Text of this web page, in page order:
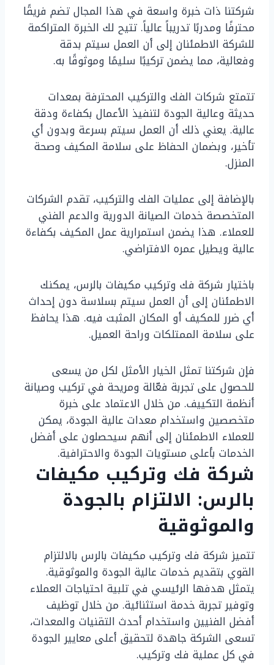
شركتنا ذات خبرة واسعة في هذا المجال تضم فريقًا
محترفًا ومدربًا تدريباً عالياً. تتيح لك الخبرة المتراكمة
للشركة الاطمئنان إلى أن العمل سيتم بدقة
وفعالية، مما يضمن تركيبًا سليمًا وموثوقًا به.
تتمتع شركات الفك والتركيب المحترفة بمعدات
حديثة وعالية الجودة لتنفيذ الأعمال بكفاءة ودقة
عالية. يعني ذلك أن العمل سيتم بسرعة وبدون أي
تأخير، وبضمان الحفاظ على سلامة المكيف وصحة
المنزل.
بالإضافة إلى عمليات الفك والتركيب، تقدم الشركات
المتخصصة خدمات الصيانة الدورية والدعم الفني
للعملاء. هذا يضمن استمرارية عمل المكيف بكفاءة
عالية ويطيل عمره الافتراضي.
باختيار شركة فك وتركيب مكيفات بالرس، يمكنك
الاطمئنان إلى أن العمل سيتم بسلاسة دون إحداث
أي ضرر للمكيف أو المكان المثبت فيه. هذا يحافظ
على سلامة الممتلكات وراحة العميل.
فإن شركتنا تمثل الخيار الأمثل لكل من يسعى
للحصول على تجربة فعّالة ومريحة في تركيب وصيانة
أنظمة التكييف. من خلال الاعتماد على خبرة
متخصصين واستخدام معدات عالية الجودة، يمكن
للعملاء الاطمئنان إلى أنهم سيحصلون على أفضل
الخدمات بأعلى مستويات الجودة والاحترافية.
شركة فك وتركيب مكيفات
بالرس: الالتزام بالجودة
والموثوقية
تتميز شركة فك وتركيب مكيفات بالرس بالالتزام
القوي بتقديم خدمات عالية الجودة والموثوقية.
يتمثل هدفها الرئيسي في تلبية احتياجات العملاء
وتوفير تجربة خدمة استثنائية. من خلال توظيف
أفضل الفنيين واستخدام أحدث التقنيات والمعدات،
تسعى الشركة جاهدة لتحقيق أعلى معايير الجودة
في كل عملية فك وتركيب.